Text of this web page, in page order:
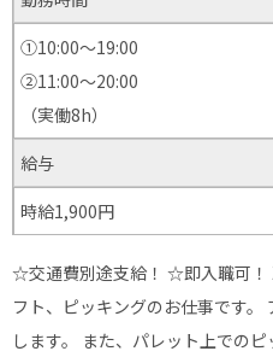
①10:00～19:00
②11:00～20:00
（実働8h）
給与
時給1,900円
☆交通費別途支給！ ☆即入職可！
フト、ピッキングのお仕事です
します。 また、パレット上での